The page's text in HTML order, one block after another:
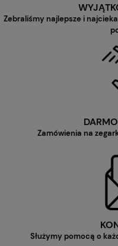
Zebraliśmy najlepsze i
Zamówienia na
Służymy pomocą o